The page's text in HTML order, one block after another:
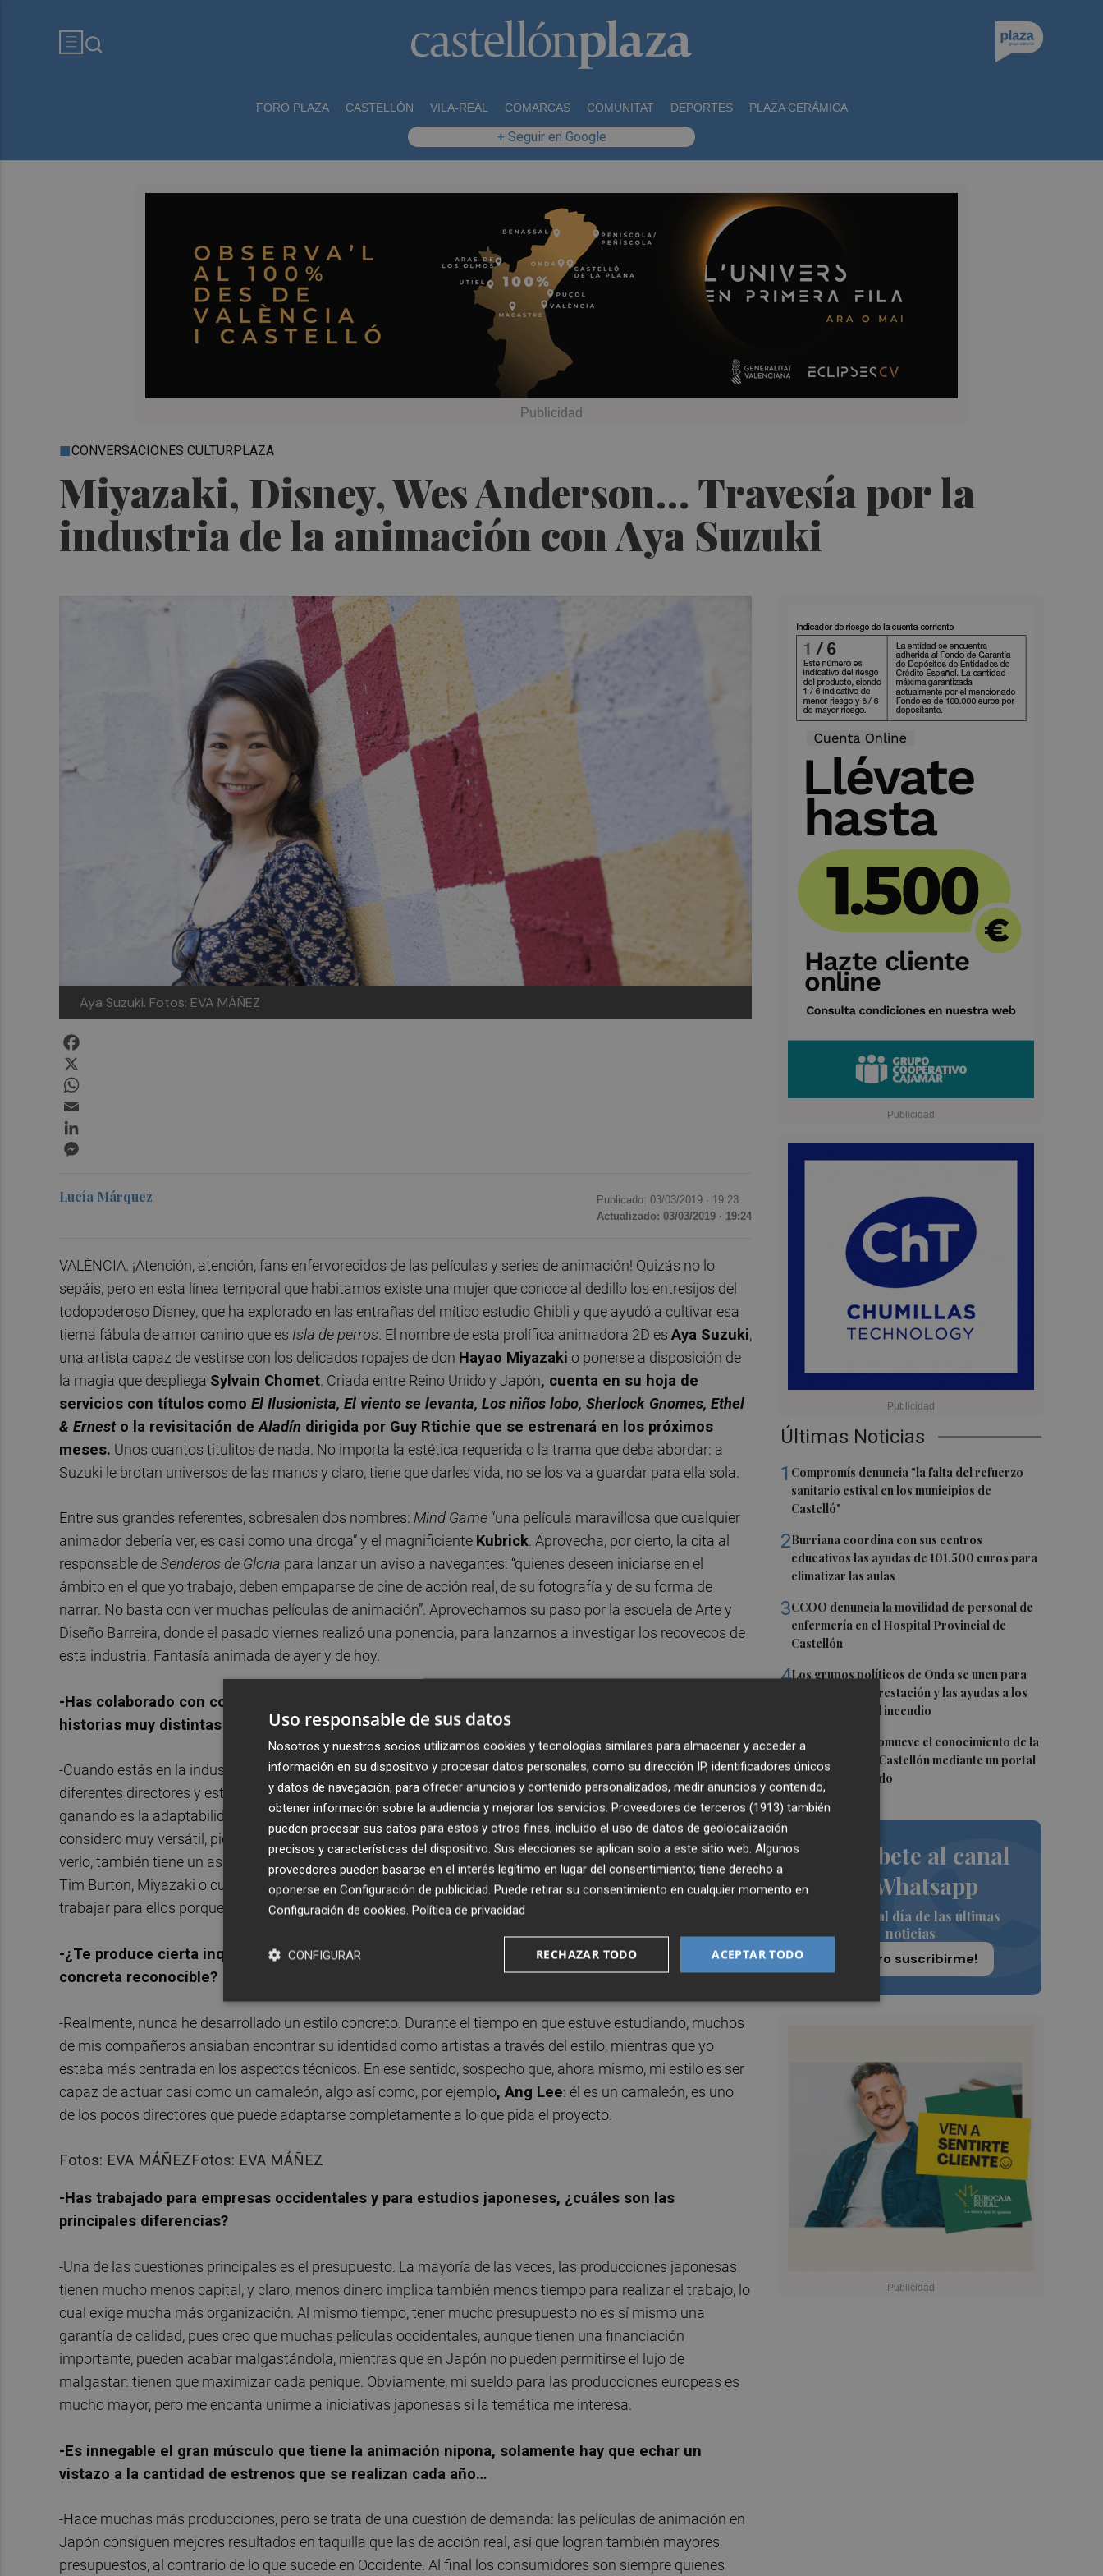
FORO PLAZA CASTELLÓN VILA-REAL COMARCAS COMUNITAT DEPORTES PLAZA CERÁMICA
+ Seguir en Google
Miyazaki, Disney, Wes Anderson… Travesía por la
industria de la animación con Aya Suzuki
CONVERSACIONES CULTURPLAZA
Aya Suzuki. Fotos: EVA MÁÑEZ
Últimas Noticias
1 Compromís denuncia "la falta del refuerzo
sanitario estival en los municipios de
Castelló"
2Burriana coordina con sus centros
educativos las ayudas de 101.500 euros para
climatizar las aulas
3CCOO denuncia la movilidad de personal de
enfermería en el Hospital Provincial de
Castellón
4Los grupos políticos de Onda se unen para
impulsar la reforestación y las ayudas a los
afectados por el incendio
5PortCastelló promueve el conocimiento de la
red de faros de Castellón mediante un portal
web especializado
Suscríbete al canal
de Whatsapp
Siempre al día de las últimas
noticias
¡Quiero suscribirme!
Lucía Márquez Publicado: 03/03/2019 · 19:23
Actualizado: 03/03/2019 · 19:24
VALÈNCIA. ¡Atención, atención, fans enfervorecidos de las películas y series de animación! Quizás no lo
sepáis, pero en esta línea temporal que habitamos existe una mujer que conoce al dedillo los entresijos del
todopoderoso Disney, que ha explorado en las entrañas del mítico estudio Ghibli y que ayudó a cultivar esa
tierna fábula de amor canino que es Isla de perros. El nombre de esta prolífica animadora 2D es Aya Suzuki,
una artista capaz de vestirse con los delicados ropajes de don Hayao Miyazaki o ponerse a disposición de
la magia que despliega Sylvain Chomet. Criada entre Reino Unido y Japón, cuenta en su hoja de
servicios con títulos como El Ilusionista, El viento se levanta, Los niños lobo, Sherlock Gnomes, Ethel
& Ernesto la revisitación de Aladín dirigida por Guy Rtichie que se estrenará en los próximos
meses. Unos cuantos titulitos de nada. No importa la estética requerida o la trama que deba abordar: a
Suzuki le brotan universos de las manos y claro, tiene que darles vida, no se los va a guardar para ella sola.
Entre sus grandes referentes, sobresalen dos nombres: Mind Game “una película maravillosa que cualquier
animador debería ver, es casi como una droga” y el magnificiente Kubrick. Aprovecha, por cierto, la cita al
responsable deSenderos de Gloria para lanzar un aviso a navegantes: “quienes deseen iniciarse en el
ámbito en el que yo trabajo, deben empaparse de cine de acción real, de su fotografía y de su forma de
narrar. No basta con ver muchas películas de animación”. Aprovechamos su paso por la escuela de Arte y
Diseño Barreira, donde el pasado viernes realizó una ponencia, para lanzarnos a investigar los recovecos de
esta industria. Fantasía animada de ayer y de hoy.
-Has colaborado con compañías y directores muy diferentes, autores que desarrollan estéticas e
historias muy distintas entre sí. ¿Cómo es posible salir airosa en cada uno de estos encargos?
-Cuando estás en la industria de la animación es normal que tengas que trabajar comofreelancepara
diferentes directores y estudios, por lo que, en cierta manera, una de las habilidades profesionales que vas
ganando es la adaptabilidad a las demandas de la industria o de los responsables de cada proyecto. Me
considero muy versátil, pienso que yo soy capaz de amoldarme bastante bien… Esa es la forma positiva de
verlo, también tiene un aspecto negativo: creo que yo no tengo estilo específico, característico. No soy como
Tim Burton, Miyazaki o cualquiera de esos creadores que sí que tienen un estilo muy concreto, pero puedo
trabajar para ellos porque puedo adoptar sus perspectivas.
-¿Te produce cierta inquietud esa sensación de no contar un estilo definitorio, con una marca
concreta reconocible?
-Realmente, nunca he desarrollado un estilo concreto. Durante el tiempo en que estuve estudiando, muchos
de mis compañeros ansiaban encontrar su identidad como artistas a través del estilo, mientras que yo
estaba más centrada en los aspectos técnicos. En ese sentido, sospecho que, ahora mismo, mi estilo es ser
capaz de actuar casi como un camaleón, algo así como, por ejemplo, Ang Lee: él es un camaleón, es uno
de los pocos directores que puede adaptarse completamente a lo que pida el proyecto.
Fotos: EVA MÁÑEZFotos: EVA MÁÑEZ
-Has trabajado para empresas occidentales y para estudios japoneses, ¿cuáles son las
principales diferencias?
-Una de las cuestiones principales es el presupuesto. La mayoría de las veces, las producciones japonesas
tienen mucho menos capital, y claro, menos dinero implica también menos tiempo para realizar el trabajo, lo
cual exige mucha más organización. Al mismo tiempo, tener mucho presupuesto no es sí mismo una
garantía de calidad, pues creo que muchas películas occidentales, aunque tienen una financiación
importante, pueden acabar malgastándola, mientras que en Japón no pueden permitirse el lujo de
malgastar: tienen que maximizar cada penique. Obviamente, mi sueldo para las producciones europeas es
mucho mayor, pero me encanta unirme a iniciativas japonesas si la temática me interesa.
-Es innegable el gran músculo que tiene la animación nipona, solamente hay que echar un
vistazo a la cantidad de estrenos que se realizan cada año…
-Hace muchas más producciones, pero se trata de una cuestión de demanda: las películas de animación en
Japón consiguen mejores resultados en taquilla que las de acción real, así que logran también mayores
presupuestos, al contrario de lo que sucede en Occidente. Al final los consumidores son siempre quienes
Uso responsable de sus datos
Nosotros y nuestros socios utilizamos cookies y tecnologías similares para almacenar y acceder a
información en su dispositivo y procesar datos personales, como su dirección IP, identificadores únicos
y datos de navegación, para ofrecer anuncios y contenido personalizados, medir anuncios y contenido,
obtener información sobre la audiencia y mejorar los servicios. Proveedores de terceros (1913) también
pueden procesar sus datos para estos y otros fines, incluido el uso de datos de geolocalización
precisos y características del dispositivo. Sus elecciones se aplican solo a este sitio web. Algunos
proveedores pueden basarse en el interés legítimo en lugar del consentimiento; tiene derecho a
oponerse en Configuración de publicidad. Puede retirar su consentimiento en cualquier momento en
Configuración de cookies. Política de privacidad
ACEPTAR TODO
RECHAZAR TODO
CONFIGURAR